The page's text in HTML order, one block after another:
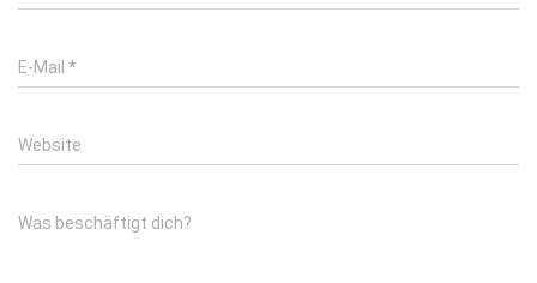
E-Mail *
Website
Was beschäftigt dich?